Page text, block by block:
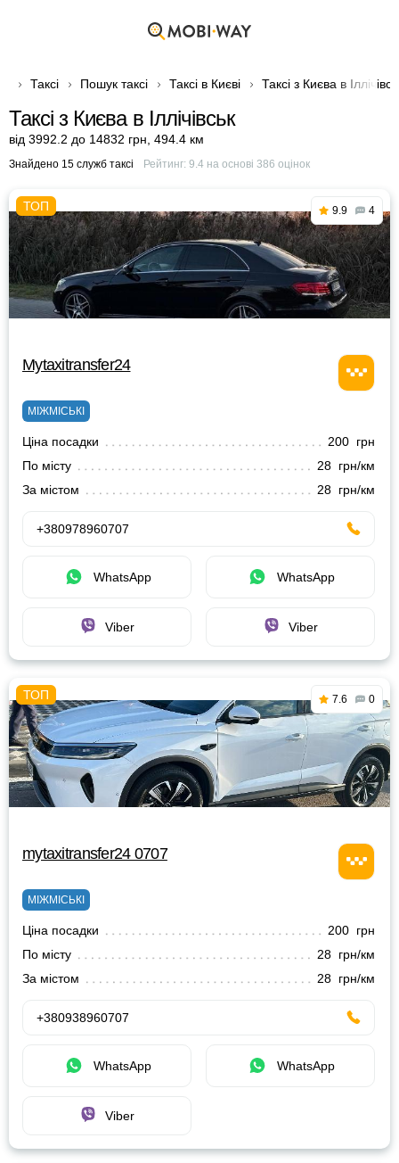
Таксі Пошук таксі Таксі в Києві Таксі з Києва в
Таксі з Києва в Іллічівськ
від 3992.2 до 14832 грн 494.4 км
Знайдено 15 служб таксі Рейтинг: 9.4на основі 386 оцінок
9.9 4
Mytaxitransfer24
МІЖМІСЬКІ
Ціна посадки
200 грн
По місту
28 грн/км
За містом
28 грн/км
+380978960707
WhatsApp WhatsApp
Viber Viber
7.6 0
mytaxitransfer24 0707
МІЖМІСЬКІ
Ціна посадки
200 грн
По місту
28 грн/км
За містом
28 грн/км
+380938960707
WhatsApp WhatsApp
Viber